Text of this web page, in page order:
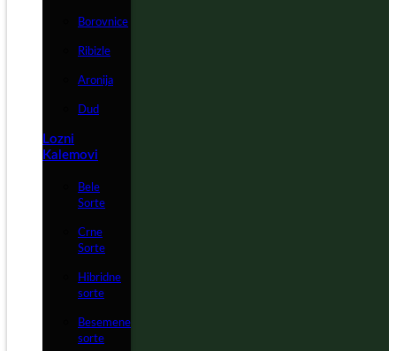
Borovnice
Ribizle
Aronija
Dud
Lozni
Kalemovi
Bele
Sorte
Crne
Sorte
Hibridne
sorte
Besemene
sorte